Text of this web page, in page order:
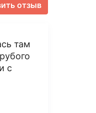
отзыв
там
с